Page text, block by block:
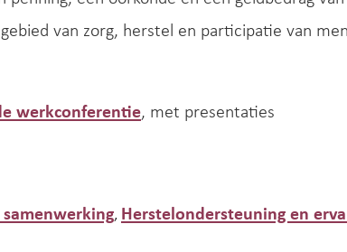
van zorg, herstel en participatie van
werkconferentie, met presentaties
, Herstelondersteuning en